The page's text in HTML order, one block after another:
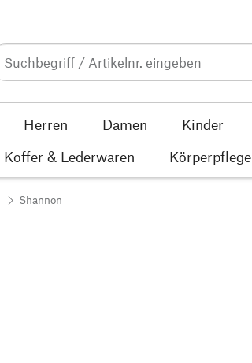
Herren Damen Kinder
Koffer & Lederwaren Körperpflege
Shannon